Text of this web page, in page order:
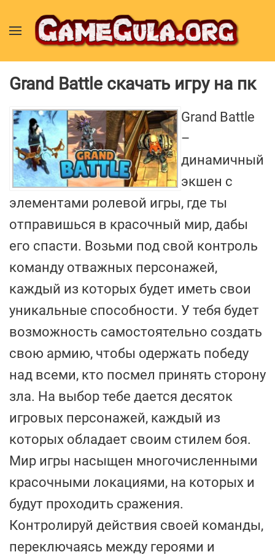
Grand Battle скачать игру на пк
Grand Battle
–
динамичный
экшен с
элементами ролевой игры, где ты
отправишься в красочный мир, дабы
его спасти. Возьми под свой контроль
команду отважных персонажей,
каждый из которых будет иметь свои
уникальные способности. У тебя будет
возможность самостоятельно создать
свою армию, чтобы одержать победу
над всеми, кто посмел принять сторону
зла. На выбор тебе дается десяток
игровых персонажей, каждый из
которых обладает своим стилем боя.
Мир игры насыщен многочисленными
красочными локациями, на которых и
будут проходить сражения.
Контролируй действия своей команды,
переключаясь между героями и